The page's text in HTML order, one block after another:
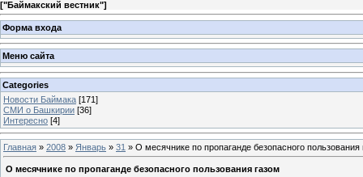
["Баймакский вестник"]
Форма входа
Меню сайта
Categories
Новости Баймака [171]
СМИ о Башкирии [36]
Интересно [4]
Главная » 2008 » Январь » 31 » О месячнике по пропаганде безопасного пользования
О месячнике по пропаганде безопасного пользования газом